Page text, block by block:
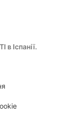
в Іспанії.